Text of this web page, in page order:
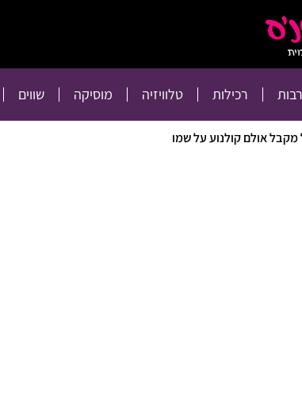
רכילות טלוויזיה מוסיקה שווים
מקבל אולם קולנוע על שמו